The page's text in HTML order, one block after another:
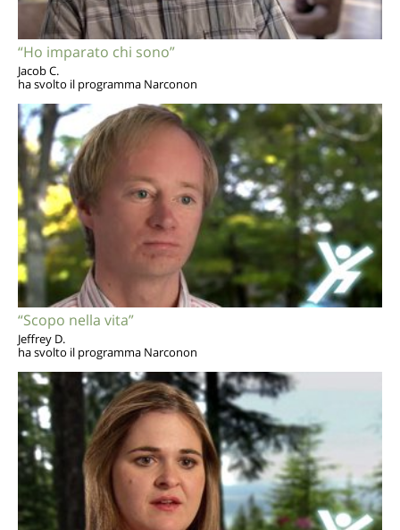
“Ho imparato chi sono”
Jacob C.
ha svolto il programma Narconon
“Scopo nella vita”
Jeffrey D.
ha svolto il programma Narconon